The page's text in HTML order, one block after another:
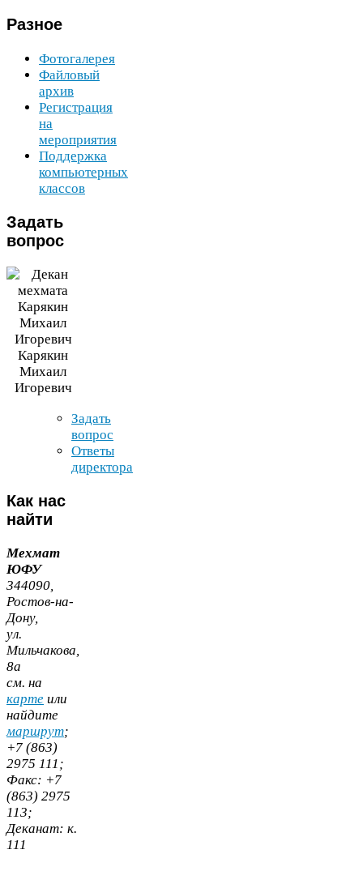
Разное
Фотогалерея
Файловый
архив
Регистрация
на
мероприятия
Поддержка
компьютерных
классов
Задать
вопрос
Карякин
Михаил
Игоревич
Задать
вопрос
Ответы
директора
Как нас
найти
Мехмат
ЮФУ
344090,
Ростов-​на-​
Дону,
ул.
Мильчакова,
8а
cм. на
карте или
найдите
маршрут;
+7 (863)
2975 111;
Факс: +7
(863) 2975
113;
Деканат: к.
111